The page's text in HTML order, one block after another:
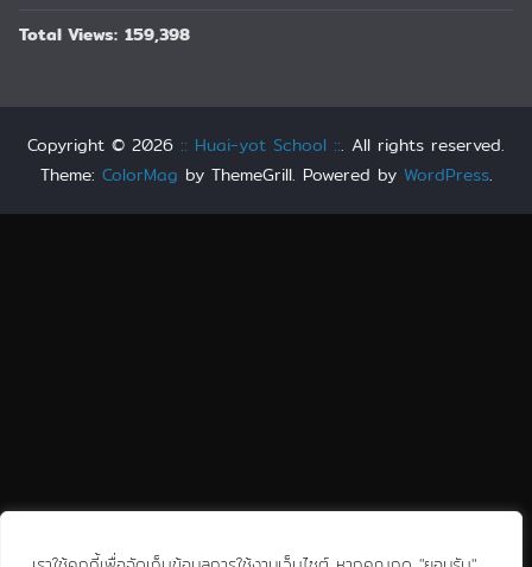
Total Views: 159,398
Copyright © 2026 :: Huai-yot School ::. All rights reserved.
Theme: ColorMag by ThemeGrill. Powered by WordPress.